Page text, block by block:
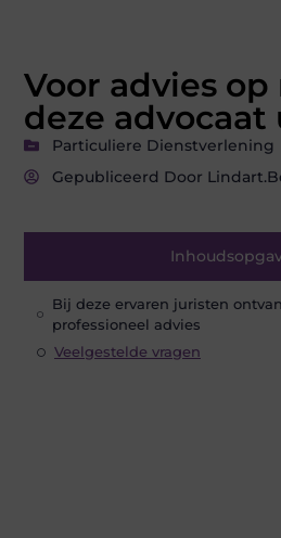
Voor advies
deze
Particuliere Dienstverlening
Gepubliceerd Door
Bij deze ervaren juristen
professioneel advies
Veelgestelde vragen